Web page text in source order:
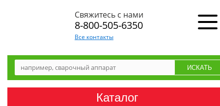
Свяжитесь с нами
8-800-505-6350
Все контакты
Каталог